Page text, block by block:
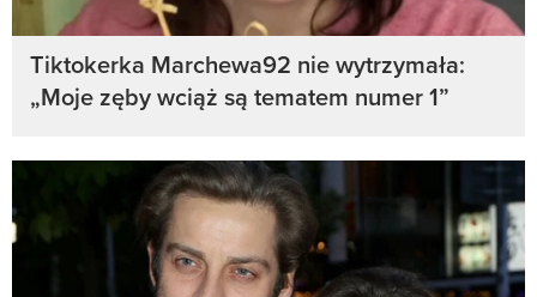
Tiktokerka Marchewa92 nie wytrzymała:
„Moje zęby wciąż są tematem numer 1”